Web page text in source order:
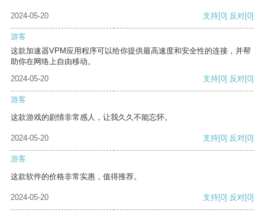
2024-05-20 支持[0] 反对[0]
游客
这款加速器VPM应用程序可以给你提供最高速度和安全性的连接，并帮
助你在网络上自由移动。
2024-05-20
支持[0] 反对[0]
游客
这款游戏的剧情非常感人，让我久久不能忘怀。
2024-05-20 支持[0] 反对[0]
游客
这款软件的价格非常实惠，值得推荐。
2024-05-20 支持[0] 反对[0]